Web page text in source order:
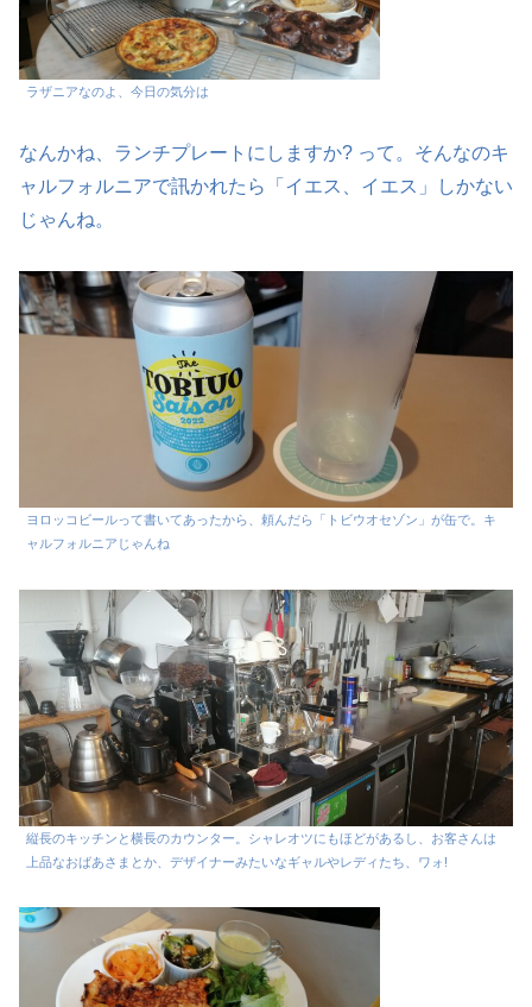
ラザニアなのよ、今日の気分は
なんかね、ランチプレートにしますか? って。そんなのキ
ャルフォルニアで訊かれたら「イエス、イエス」しかない
じゃんね。
ヨロッコビールって書いてあったから、頼んだら「トビウオセゾン」が缶で。キ
ャルフォルニアじゃんね
縦長のキッチンと横長のカウンター。シャレオツにもほどがあるし、お客さんは
上品なおばあさまとか、デザイナーみたいなギャルやレディたち、ワォ!